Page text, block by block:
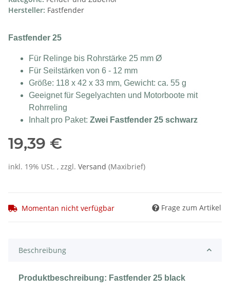
Hersteller: Fastfender
Fastfender 25
Für Relinge bis Rohrstärke 25 mm Ø
Für Seilstärken von 6 - 12 mm
Größe: 118 x 42 x 33 mm, Gewicht: ca. 55 g
Geeignet für Segelyachten und Motorboote mit
Rohrreling
Inhalt pro Paket: Zwei Fastfender 25 schwarz
19,39 €
inkl. 19% USt. , zzgl. Versand (Maxibrief)
Momentan nicht verfügbar Frage zum Artikel
Beschreibung
Produktbeschreibung: Fastfender 25 black